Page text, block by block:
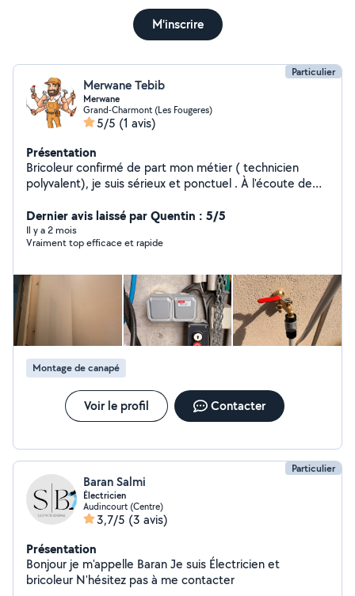
M'inscrire
Particulier
Merwane Tebib
Merwane
Grand-Charmont (Les Fougeres)
5/5 (1 avis)
Présentation
Bricoleur confirmé de part mon métier ( technicien
polyvalent), je suis sérieux et ponctuel . À l'écoute de
pour de la plomberie, électricité, espaces verts et
divers petits travaux.
Dernier avis laissé par Quentin : 5/5
Il y a 2 mois
Vraiment top efficace et rapide
Montage de canapé
Voir le profil Contacter
Particulier
Baran Salmi
Électricien
Audincourt (Centre)
3,7/5 (3 avis)
Présentation
Bonjour je m'appelle Baran Je suis Électricien et
bricoleur N'hésitez pas à me contacter